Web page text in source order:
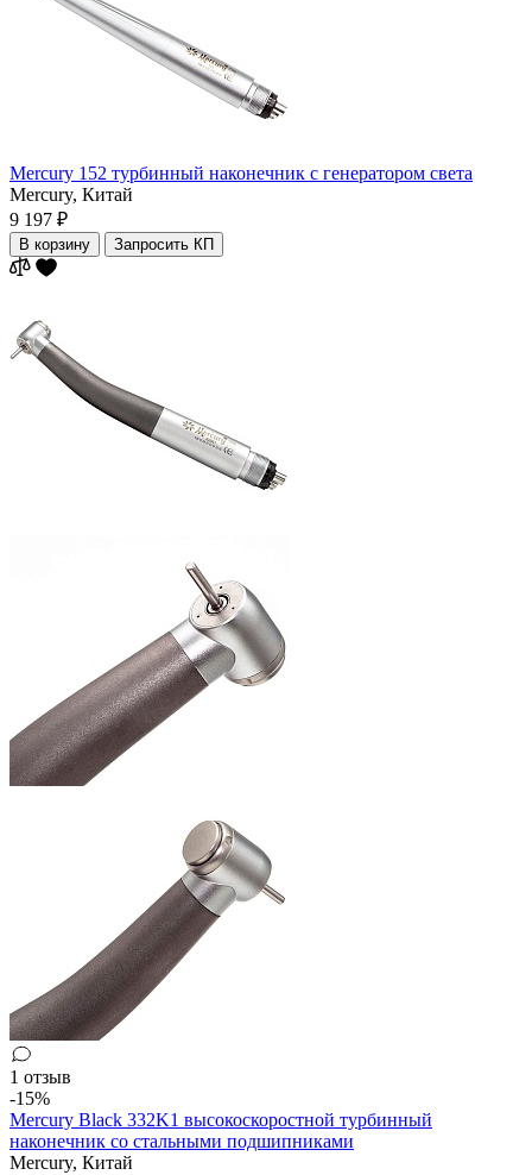
Mercury 152 турбинный наконечник с генератором света
Mercury, Китай
9 197 ₽
В корзину Запросить КП
1 отзыв
-15%
Mercury Black 332K1 высокоскоростной турбинный
наконечник cо стальными подшипниками
Mercury, Китай